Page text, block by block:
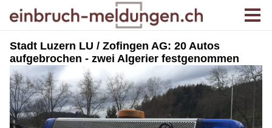
Stadt Luzern LU / Zofingen AG: 20 Autos
aufgebrochen - zwei Algerier festgenommen